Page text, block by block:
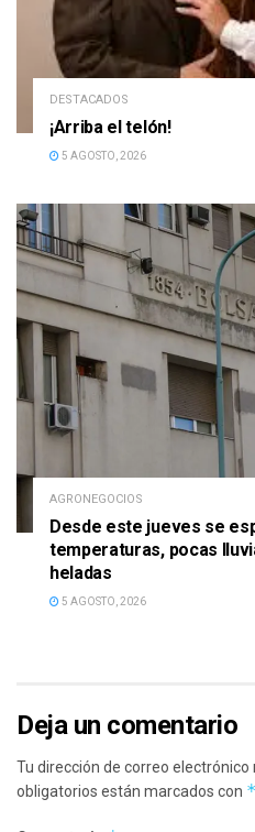
DESTACADOS
¡Arriba el telón!
5 AGOSTO, 2026
AGRONEGOCIOS
Desde este jueves se
temperaturas, pocas
heladas
5 AGOSTO, 2026
Deja un comentario
Tu dirección de correo electrónico
obligatorios están marcados con *